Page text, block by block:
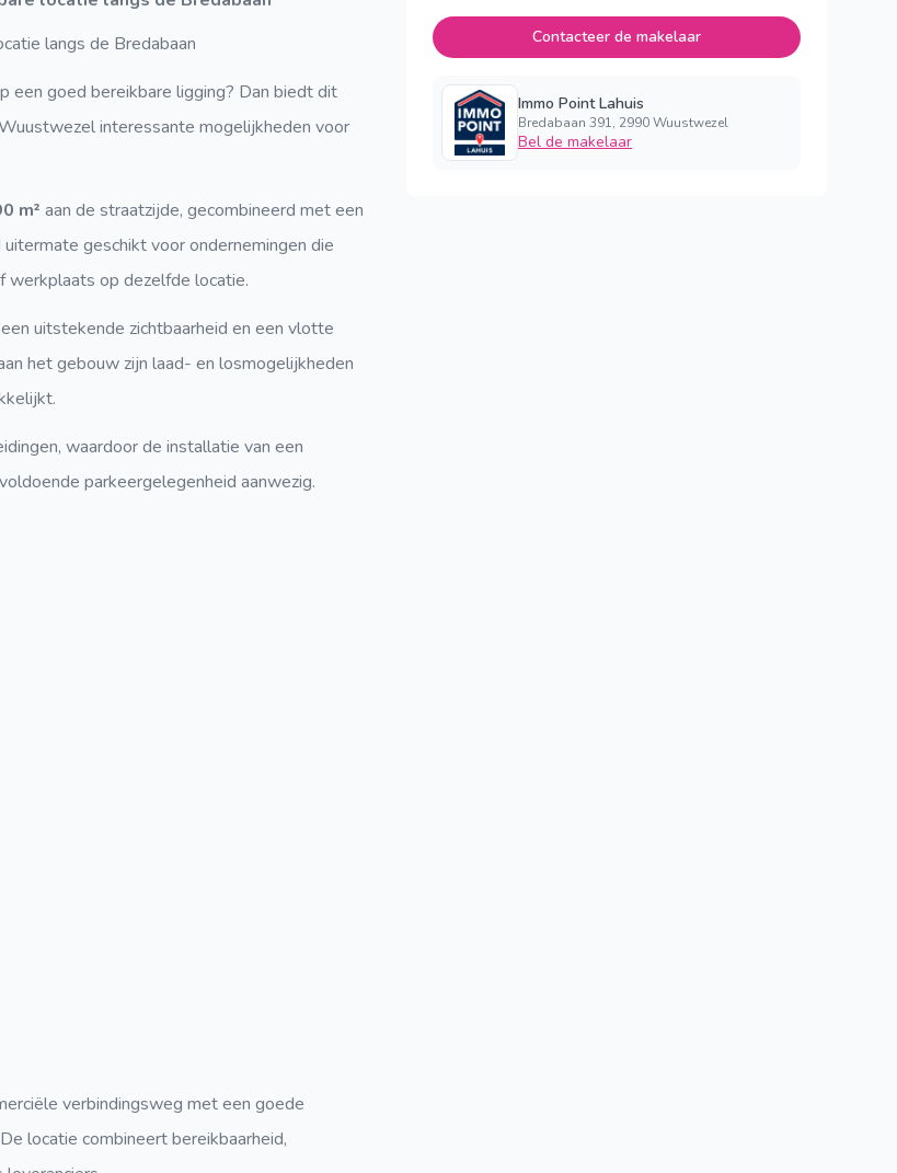
langs de Bredabaan
een goed bereikbare ligging? Dan biedt dit
interessante mogelijkheden voor
m² aan de straatzijde, gecombineerd met een
geschikt voor ondernemingen die
werkplaats op dezelfde locatie.
uitstekende zichtbaarheid en een vlotte
het gebouw zijn laad- en losmogelijkheden
waardoor de installatie van een
parkeergelegenheid aanwezig.
verbindingsweg met een goede
locatie combineert bereikbaarheid,
Contacteer de makelaar
Immo Point Lahuis
Bredabaan 391, 2990 Wuustwezel
Bel de makelaar